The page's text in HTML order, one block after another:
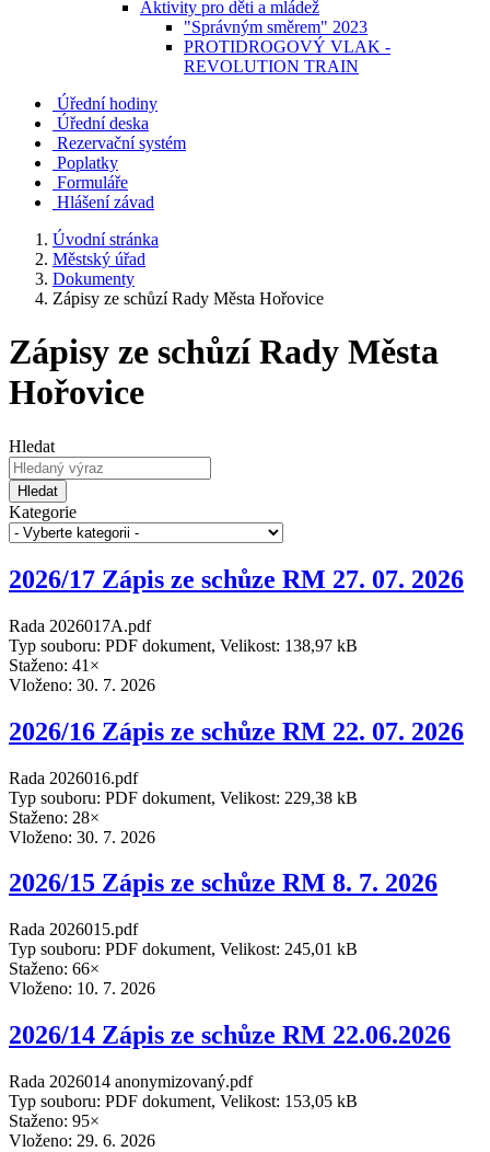
Aktivity pro děti a mládež
"Správným směrem" 2023
PROTIDROGOVÝ VLAK -
REVOLUTION TRAIN
Úřední hodiny
Úřední deska
Rezervační systém
Poplatky
Formuláře
Hlášení závad
Úvodní stránka
Městský úřad
Dokumenty
Zápisy ze schůzí Rady Města Hořovice
Zápisy ze schůzí Rady Města
Hořovice
Hledat
Hledat
Kategorie
2026/17 Zápis ze schůze RM 27. 07. 2026
Rada 2026017A.pdf
Typ souboru: PDF dokument, Velikost: 138,97 kB
Staženo: 41×
Vloženo: 30. 7. 2026
2026/16 Zápis ze schůze RM 22. 07. 2026
Rada 2026016.pdf
Typ souboru: PDF dokument, Velikost: 229,38 kB
Staženo: 28×
Vloženo: 30. 7. 2026
2026/15 Zápis ze schůze RM 8. 7. 2026
Rada 2026015.pdf
Typ souboru: PDF dokument, Velikost: 245,01 kB
Staženo: 66×
Vloženo: 10. 7. 2026
2026/14 Zápis ze schůze RM 22.06.2026
Rada 2026014 anonymizovaný.pdf
Typ souboru: PDF dokument, Velikost: 153,05 kB
Staženo: 95×
Vloženo: 29. 6. 2026